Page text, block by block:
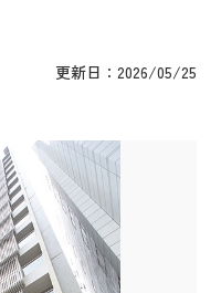
更新日： 2026/05/25